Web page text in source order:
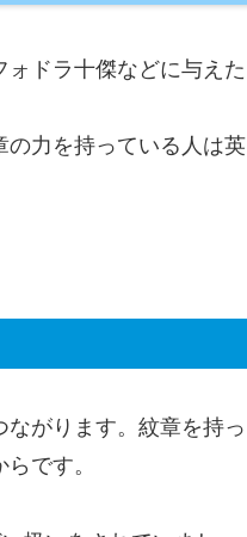
ドラ十傑などに与えた
の力を持っている人は英
がります。紋章を持っ
です。